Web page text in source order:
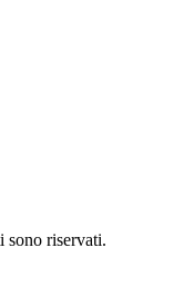
riservati.